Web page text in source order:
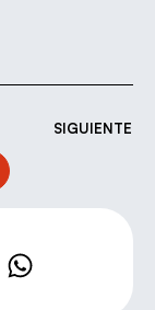
SIGUIENTE